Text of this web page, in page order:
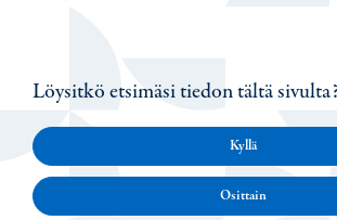
Löysitkö etsimäsi tiedon tältä
Kyllä
Osittain